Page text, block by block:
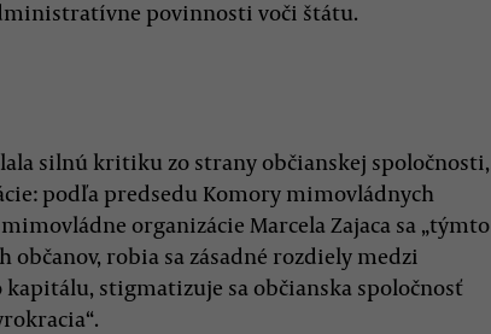
povinnosti voči štátu.
silnú kritiku zo strany občianskej spoločnosti,
podľa predsedu Komory mimovládnych
organizácie Marcela Zajaca sa „týmto
robia sa zásadné rozdiely medzi
stigmatizuje sa občianska spoločnosť